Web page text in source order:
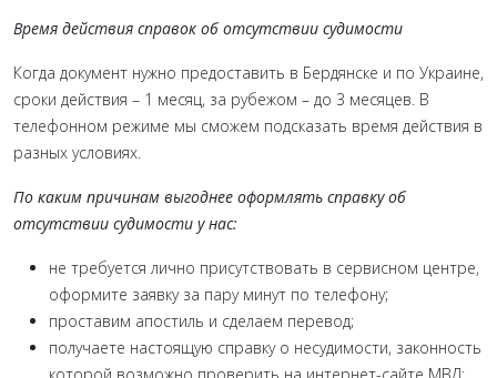
Время действия справок об отсутствии судимости
Когда документ нужно предоставить в Бердянске и по Украине,
сроки действия – 1 месяц, за рубежом – до 3 месяцев. В
телефонном режиме мы сможем подсказать время действия в
разных условиях.
По каким причинам выгоднее оформлять справку об
отсутствии судимости у нас:
не требуется лично присутствовать в сервисном центре,
оформите заявку за пару минут по телефону;
проставим апостиль и сделаем перевод;
получаете настоящую справку о несудимости, законность